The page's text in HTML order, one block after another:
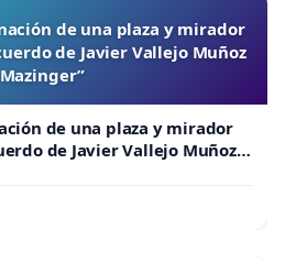
de una plaza y mirador
de Javier Vallejo Muñoz
de una plaza y mirador
de Javier Vallejo Muñoz